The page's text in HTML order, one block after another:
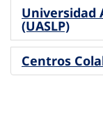
Universidad
(UASLP)
Centros